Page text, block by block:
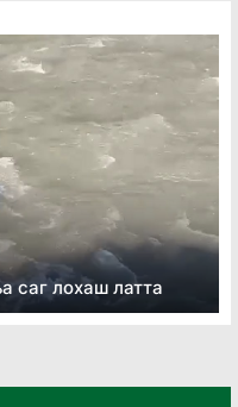
саг лохаш латта